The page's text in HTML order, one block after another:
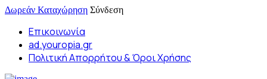
Δωρεάν Καταχώρηση Σύνδεση
Επικοινωνία
ad.youropia.gr
Πολιτική Απορρήτου & Όροι Χρήσης